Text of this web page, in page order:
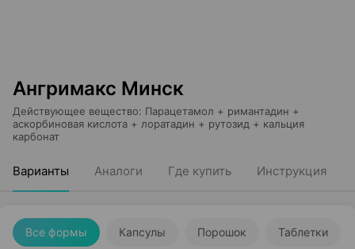
Ангримакс Минск
Действующее вещество: Парацетамол + римантадин +
аскорбиновая кислота + лоратадин + рутозид + кальция
карбонат
Варианты Аналоги Где купить Инструкция
Все формы Капсулы Порошок Таблетки